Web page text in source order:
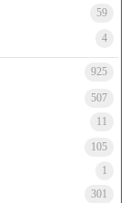
59
4
925
507
11
105
1
301